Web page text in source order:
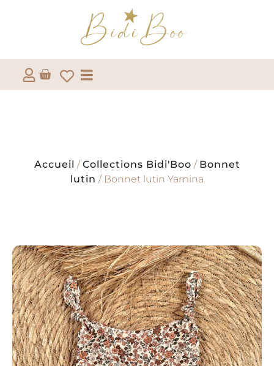
Accueil /Collections Bidi'Boo / Bonnet
lutin / Bonnet lutin Yamina